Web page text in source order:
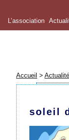
L’association
Accueil >
soleil